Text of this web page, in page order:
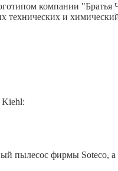
компании "Братья
и
Kiehl:
пылесос фирмы